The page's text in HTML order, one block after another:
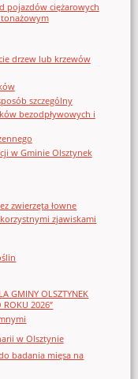
pojazdów ciężarowych
drzew lub krzewów
szczególny
bezodpływowych i
w Gminie Olsztynek
zwierzęta łowne
zjawiskami
GMINY OLSZTYNEK
ROKU 2026”
w Olsztynie
badania mięsa na